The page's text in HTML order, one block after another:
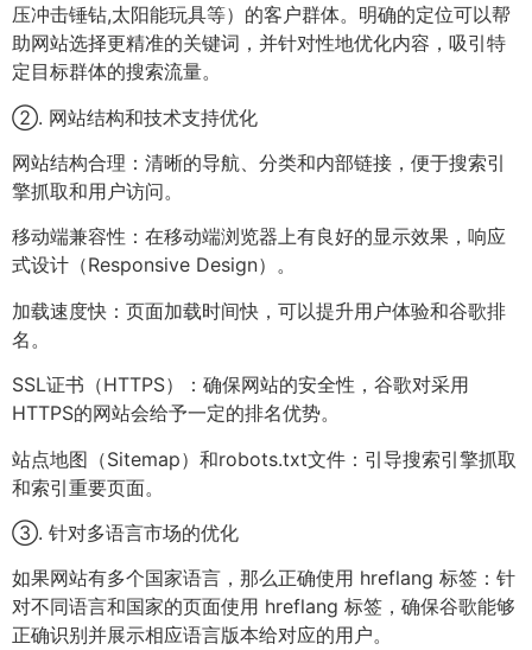
压冲击锤钻,太阳能玩具等）的客户群体。明确的定位可以帮
助网站选择更精准的关键词，并针对性地优化内容，吸引特
定目标群体的搜索流量。
②. 网站结构和技术支持优化
网站结构合理：清晰的导航、分类和内部链接，便于搜索引
擎抓取和用户访问。
移动端兼容性：在移动端浏览器上有良好的显示效果，响应
式设计（Responsive Design）。
加载速度快：页面加载时间快，可以提升用户体验和谷歌排
名。
SSL证书（HTTPS）：确保网站的安全性，谷歌对采用
HTTPS的网站会给予一定的排名优势。
站点地图（Sitemap）和robots.txt文件：引导搜索引擎抓取
和索引重要页面。
③. 针对多语言市场的优化
如果网站有多个国家语言，那么正确使用 hreflang 标签：针
对不同语言和国家的页面使用 hreflang 标签，确保谷歌能够
正确识别并展示相应语言版本给对应的用户。